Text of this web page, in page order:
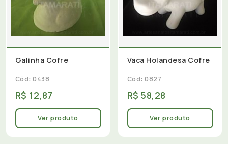
Galinha Cofre
Cód: 0438
R$ 12,87
Ver produto
Vaca Holandesa Cofre
Cód: 0827
R$ 58,28
Ver produto